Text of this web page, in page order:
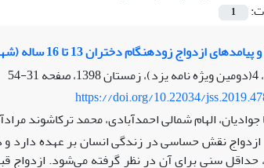
1
ازدواج زودهنگام دختران 13 تا 16 ساله (شهرستان اردکان، یزد)
31-54
https://doi.org/10.22034/
الهام شمالی احمدآبادی، محمد ترکاشوند
ازدواج نقش حساسی در زندگی انسان بر عهده دارد و